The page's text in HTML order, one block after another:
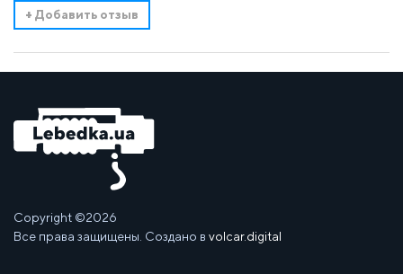
+ Добавить отзыв
Copyright ©2026
Все права защищены. Создано в volcar.digital